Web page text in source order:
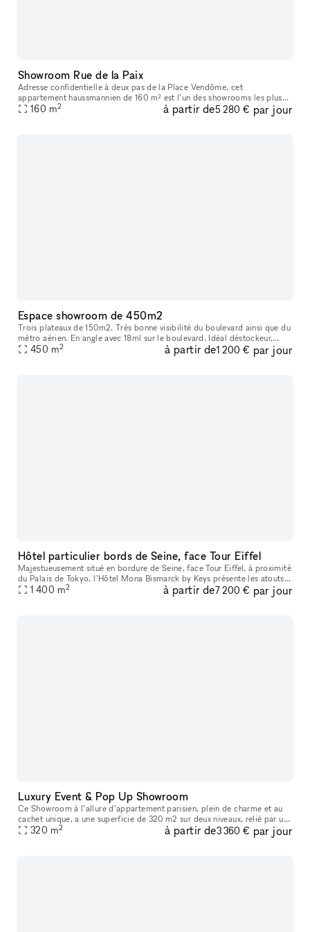
Showroom Rue de la Paix
Adresse confidentielle à deux pas de la Place Vendôme, cet
appartement haussmannien de 160 m² est l’un des showrooms les plus
recherchés du centre de Paris. La lumière naturelle, les volumes élégants
160 m2 à partir de5 280 € par jour
Espace showroom de 450m2
Trois plateaux de 150m2. Très bonne visibilité du boulevard ainsi que du
métro aérien. En angle avec 18ml sur le boulevard. Idéal déstockeur,
évenements, galerie d'art, ...
450 m2 à partir de1 200 € par jour
Hôtel particulier bords de Seine, face Tour Eiffel
Majestueusement situé en bordure de Seine, face Tour Eiffel, à proximité
du Palais de Tokyo, l’Hôtel Mona Bismarck by Keys présente les atouts
d’une adresse d’exception. Cette sublime demeure néo-cla
1 400 m2 à partir de7 200 € par jour
Luxury Event & Pop Up Showroom
Ce Showroom à l’allure d’appartement parisien, plein de charme et au
cachet unique, a une superficie de 320 m2 sur deux niveaux, relié par un
escalier intérieur. Lumineux, tout en volume et open spac
320 m2 à partir de3 360 € par jour